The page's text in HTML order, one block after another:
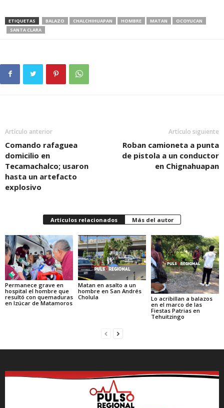
ETIQUETAS BALAZO CHALCHIHUAPAN HOMBRE MATAN
OCOYUCAN
SANTA CLARA
Artículo anterior
Comando rafaguea
domicilio en
Tecamachalco; usaron
hasta un artefacto
explosivo
Artículo siguiente
Roban camioneta a punta
de pistola a un conductor
en Chignahuapan
Artículos relacionados Más del autor
Permanece grave en
hospital el hombre que
resultó con quemaduras
en Izúcar de Matamoros
Matan en asalto a un
hombre en San Andrés
Cholula
Lo acribillan a balazos
en el marco de las
Fiestas Patrias en
Tehuitzingo